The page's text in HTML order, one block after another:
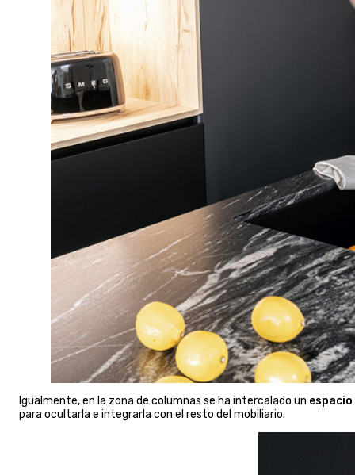
Igualmente, en la zona de columnas se ha intercalado un
para ocultarla e integrarla con el resto del mobiliario.